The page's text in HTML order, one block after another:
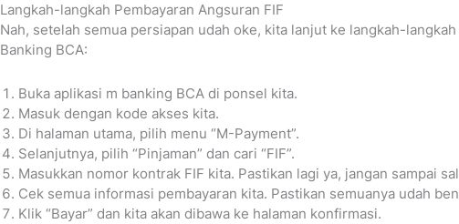
Langkah-langkah Pembayaran Angsuran FIF
Nah, setelah semua persiapan udah oke, kita lanjut ke langkah-
Banking BCA:
Buka aplikasi m banking BCA di ponsel kita.
Masuk dengan kode akses kita.
Di halaman utama, pilih menu “M-Payment”.
Selanjutnya, pilih “Pinjaman” dan cari “FIF”.
Masukkan nomor kontrak FIF kita. Pastikan lagi ya, jangan sampai
Cek semua informasi pembayaran kita. Pastikan semuanya udah
Klik “Bayar” dan kita akan dibawa ke halaman konfirmasi.